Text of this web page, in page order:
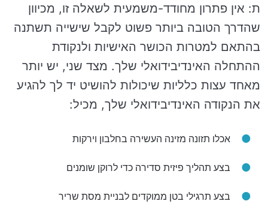
ת: אין פתרון מחודד-משמעית לשאלה זו, מכיוון
שהדרך הטובה ביותר פשוט לקבל שישייה תשתנה
בהתאם למטרות הכושר האישיות ולנקודת
ההתחלה האינדיבידואלי שלך. מצד שני, יש יותר
מאחד עצות כלליות שיכולות להושיט יד לך להגיע
את הנקודה האינדיבידואלי שלך, מכיל:
אכלו תזונה מזינה העשירה בחלבון וירקות
בצע תהליך פיזית סדירה כדי לרוקן שומנים
בצע תרגילי בטן ממוקדים לבניית מסת שריר